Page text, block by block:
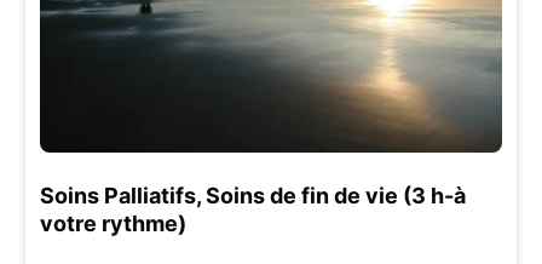
Soins Palliatifs, Soins de fin de vie (3 h-à
votre rythme)